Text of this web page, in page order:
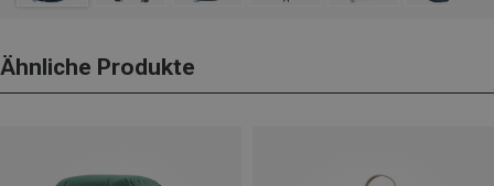
Ähnliche Produkte